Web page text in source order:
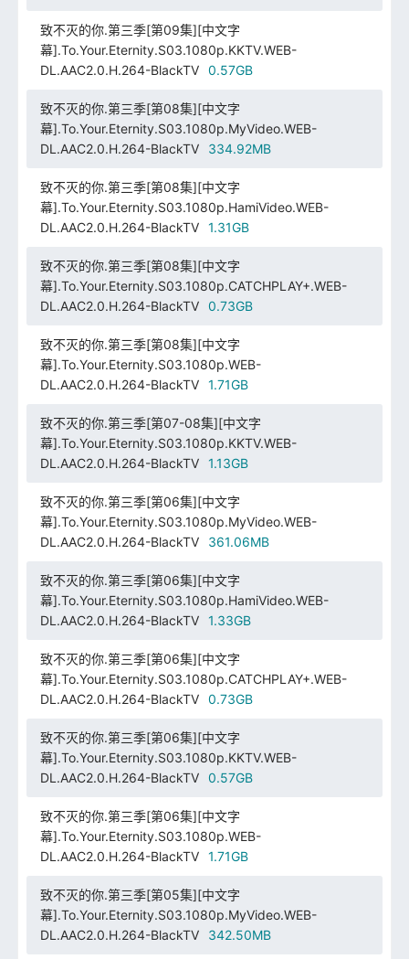
致不灭的你.第三季[第09集][中文字
幕].To.Your.Eternity.S03.1080p.KKTV.WEB-
DL.AAC2.0.H.264-BlackTV
0.57GB
致不灭的你.第三季[第08集][中文字
幕].To.Your.Eternity.S03.1080p.MyVideo.WEB-
DL.AAC2.0.H.264-BlackTV
334.92MB
致不灭的你.第三季[第08集][中文字
幕].To.Your.Eternity.S03.1080p.HamiVideo.WEB-
DL.AAC2.0.H.264-BlackTV
1.31GB
致不灭的你.第三季[第08集][中文字
幕].To.Your.Eternity.S03.1080p.CATCHPLAY+.WEB-
DL.AAC2.0.H.264-BlackTV
0.73GB
致不灭的你.第三季[第08集][中文字
幕].To.Your.Eternity.S03.1080p.WEB-
DL.AAC2.0.H.264-BlackTV
1.71GB
致不灭的你.第三季[第07-08集][中文字
幕].To.Your.Eternity.S03.1080p.KKTV.WEB-
DL.AAC2.0.H.264-BlackTV
1.13GB
致不灭的你.第三季[第06集][中文字
幕].To.Your.Eternity.S03.1080p.MyVideo.WEB-
DL.AAC2.0.H.264-BlackTV
361.06MB
致不灭的你.第三季[第06集][中文字
幕].To.Your.Eternity.S03.1080p.HamiVideo.WEB-
DL.AAC2.0.H.264-BlackTV
1.33GB
致不灭的你.第三季[第06集][中文字
幕].To.Your.Eternity.S03.1080p.CATCHPLAY+.WEB-
DL.AAC2.0.H.264-BlackTV
0.73GB
致不灭的你.第三季[第06集][中文字
幕].To.Your.Eternity.S03.1080p.KKTV.WEB-
DL.AAC2.0.H.264-BlackTV
0.57GB
致不灭的你.第三季[第06集][中文字
幕].To.Your.Eternity.S03.1080p.WEB-
DL.AAC2.0.H.264-BlackTV
1.71GB
致不灭的你.第三季[第05集][中文字
幕].To.Your.Eternity.S03.1080p.MyVideo.WEB-
DL.AAC2.0.H.264-BlackTV
342.50MB